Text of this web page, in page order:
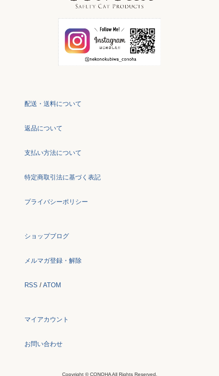
配送・送料について
返品について
支払い方法について
特定商取引法に基づく表記
プライバシーポリシー
ショップブログ
メルマガ登録・解除
RSS / ATOM
マイアカウント
お問い合わせ
Copyright © CONOHA All Rights Reserved.